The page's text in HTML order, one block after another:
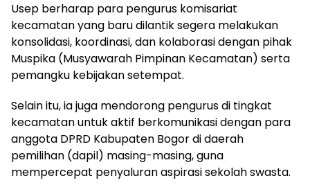
Usep berharap para pengurus komisariat
kecamatan yang baru dilantik segera melakukan
konsolidasi, koordinasi, dan kolaborasi dengan pihak
Muspika (Musyawarah Pimpinan Kecamatan) serta
pemangku kebijakan setempat.
Selain itu, ia juga mendorong pengurus di tingkat
kecamatan untuk aktif berkomunikasi dengan para
anggota DPRD Kabupaten Bogor di daerah
pemilihan (dapil) masing-masing, guna
mempercepat penyaluran aspirasi sekolah swasta.